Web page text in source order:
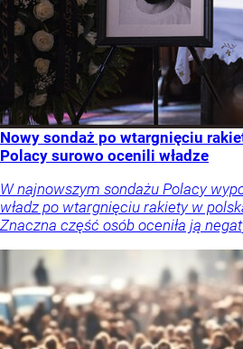
Nowy sondaż po wtargnięciu
Polacy surowo ocenili władze
W najnowszym sondażu Polacy
władz po wtargnięciu rakiety w
Znaczna część osób oceniła ją